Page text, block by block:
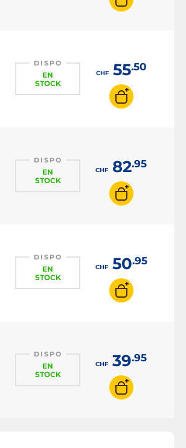
DISPO
EN
STOCK
CHF55.50
DISPO
EN
STOCK
CHF82.95
DISPO
EN
STOCK
CHF50.95
DISPO
EN
STOCK
CHF39.95